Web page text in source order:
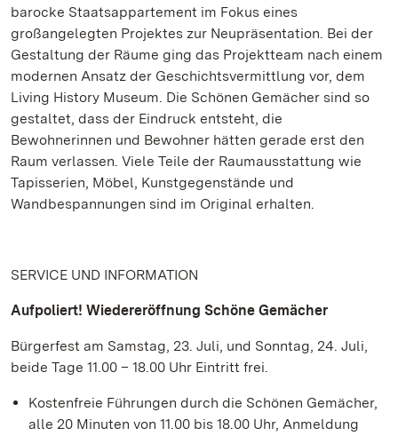
barocke Staatsappartement im Fokus eines
großangelegten Projektes zur Neupräsentation. Bei der
Gestaltung der Räume ging das Projektteam nach einem
modernen Ansatz der Geschichtsvermittlung vor, dem
Living History Museum. Die Schönen Gemächer sind so
gestaltet, dass der Eindruck entsteht, die
Bewohnerinnen und Bewohner hätten gerade erst den
Raum verlassen. Viele Teile der Raumausstattung wie
Tapisserien, Möbel, Kunstgegenstände und
Wandbespannungen sind im Original erhalten.
SERVICE UND INFORMATION
Aufpoliert! Wiedereröffnung Schöne Gemächer
Bürgerfest am Samstag, 23. Juli, und Sonntag, 24. Juli,
beide Tage 11.00 – 18.00 Uhr Eintritt frei.
Kostenfreie Führungen durch die Schönen Gemächer,
alle 20 Minuten von 11.00 bis 18.00 Uhr, Anmeldung